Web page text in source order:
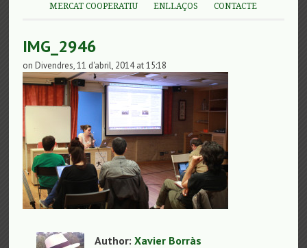
MERCAT COOPERATIU
ENLLAÇOS CONTACTE
IMG_2946
on Divendres, 11 d'abril, 2014 at 15:18
Author:Xavier Borràs